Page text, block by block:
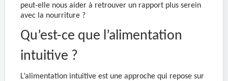
peut-elle nous aider à retrouver un rapport plus serein
avec la nourriture ?
Qu’est-ce que l’alimentation
intuitive ?
L’alimentation intuitive est une approche qui repose sur